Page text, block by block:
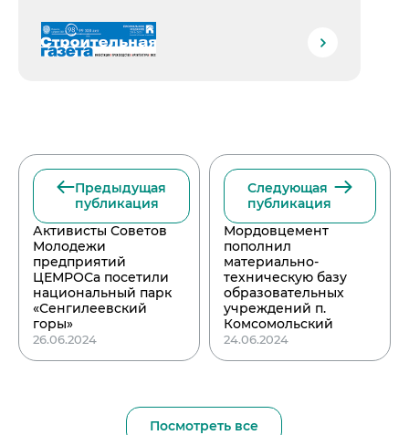
Предыдущая
публикация
Активисты Советов
Молодежи
предприятий
ЦЕМРОСа посетили
национальный парк
«Сенгилеевский
горы»
26.06.2024
Следующая
публикация
Мордовцемент
пополнил
материально-
техническую базу
образовательных
учреждений п.
Комсомольский
24.06.2024
Посмотреть все